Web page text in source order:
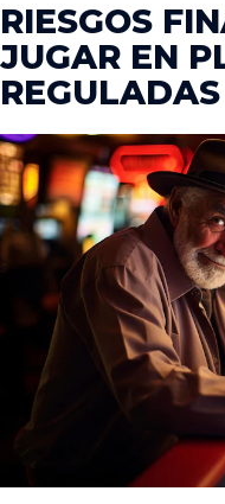
RIESGOS
JUGAR EN
REGULADAS